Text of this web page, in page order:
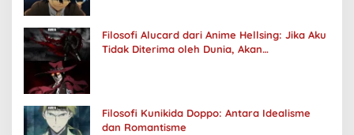
Filosofi Alucard dari Anime Hellsing: Jika Aku
Tidak Diterima oleh Dunia, Akan
Filosofi Kunikida Doppo: Antara Idealisme
dan Romantisme